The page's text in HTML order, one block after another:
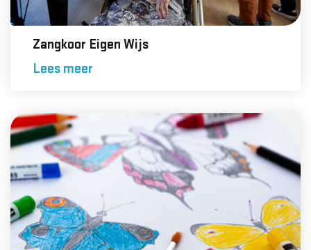
Zangkoor Eigen Wijs
Lees meer